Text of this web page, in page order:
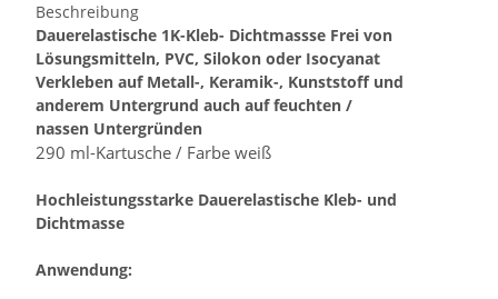
Beschreibung
Dauerelastische 1K-Kleb- Dichtmassse Frei von
Lösungsmitteln, PVC, Silokon oder Isocyanat
Verkleben auf Metall-, Keramik-, Kunststoff und
anderem Untergrund auch auf feuchten /
nassen Untergründen
290 ml-Kartusche / Farbe weiß
Hochleistungsstarke Dauerelastische Kleb- und
Dichtmasse
Anwendung: